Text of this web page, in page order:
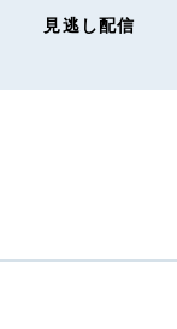
見逃し配信